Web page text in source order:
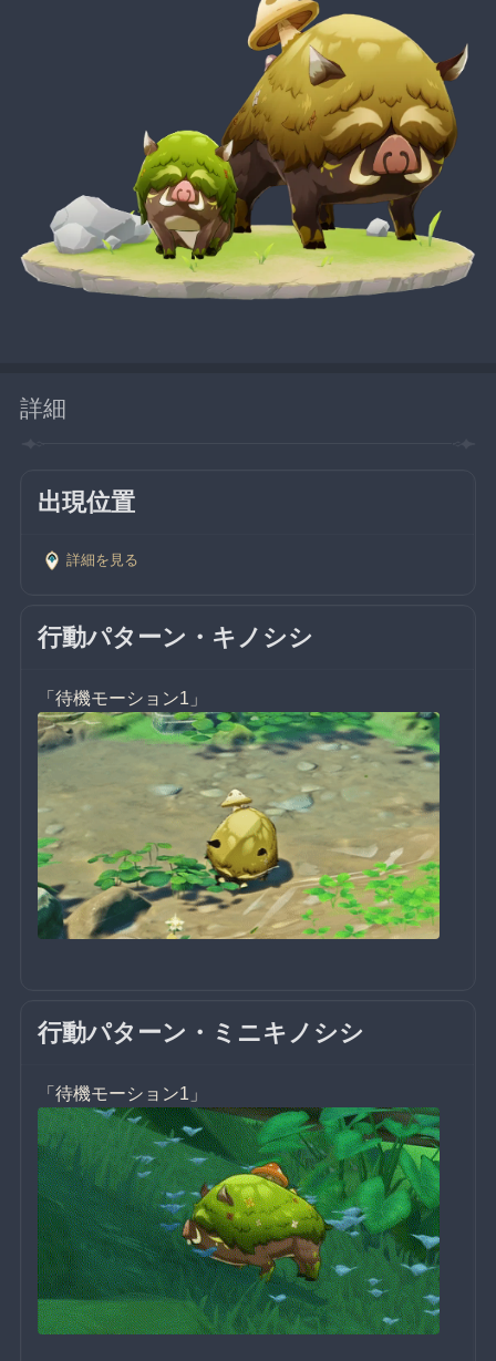
詳細
出現位置
詳細を見る
行動パターン・キノシシ
「待機モーション1」
行動パターン・ミニキノシシ
「待機モーション1」